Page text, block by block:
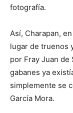
fotografía.
Así, Charapan,
lugar de truenos
por Fray Juan
gabanes ya
simplemente se
García Mora.